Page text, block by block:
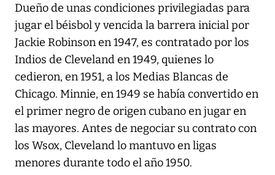
Dueño de unas condiciones privilegiadas para
jugar el béisbol y vencida la barrera inicial por
Jackie Robinson en 1947, es contratado por los
Indios de Cleveland en 1949, quienes lo
cedieron, en 1951, a los Medias Blancas de
Chicago. Minnie, en 1949 se había convertido en
el primer negro de origen cubano en jugar en
las mayores. Antes de negociar su contrato con
los Wsox, Cleveland lo mantuvo en ligas
menores durante todo el año 1950.